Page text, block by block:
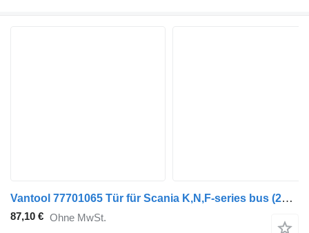
Vantool 77701065 Tür für Scania K,N,F-series bus (2006-)
87,10 € Ohne MwSt.